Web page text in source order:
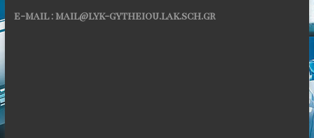
e-mail : mail@lyk-gytheiou.lak.sch.gr